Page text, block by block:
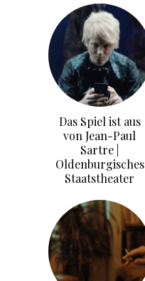
Das Spiel ist aus
von Jean-Paul
Sartre |
Oldenburgisches
Staatstheater